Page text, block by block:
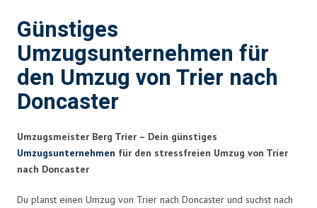
Günstiges
Umzugsunternehmen für
den Umzug von Trier nach
Doncaster
Umzugsmeister Berg Trier – Dein günstiges
Umzugsunternehmen für den stressfreien Umzug von Trier
nach Doncaster
Du planst einen Umzug von Trier nach Doncaster und suchst nach